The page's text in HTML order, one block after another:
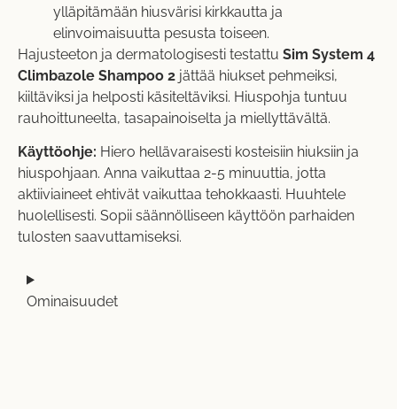
ylläpitämään hiusvärisi kirkkautta ja
elinvoimaisuutta pesusta toiseen.
Hajusteeton ja dermatologisesti testattu Sim System 4
Climbazole Shampoo 2 jättää hiukset pehmeiksi,
kiiltäviksi ja helposti käsiteltäviksi. Hiuspohja tuntuu
rauhoittuneelta, tasapainoiselta ja miellyttävältä.
Käyttöohje: Hiero hellävaraisesti kosteisiin hiuksiin ja
hiuspohjaan. Anna vaikuttaa 2-5 minuuttia, jotta
aktiiviaineet ehtivät vaikuttaa tehokkaasti. Huuhtele
huolellisesti. Sopii säännölliseen käyttöön parhaiden
tulosten saavuttamiseksi.
Ominaisuudet